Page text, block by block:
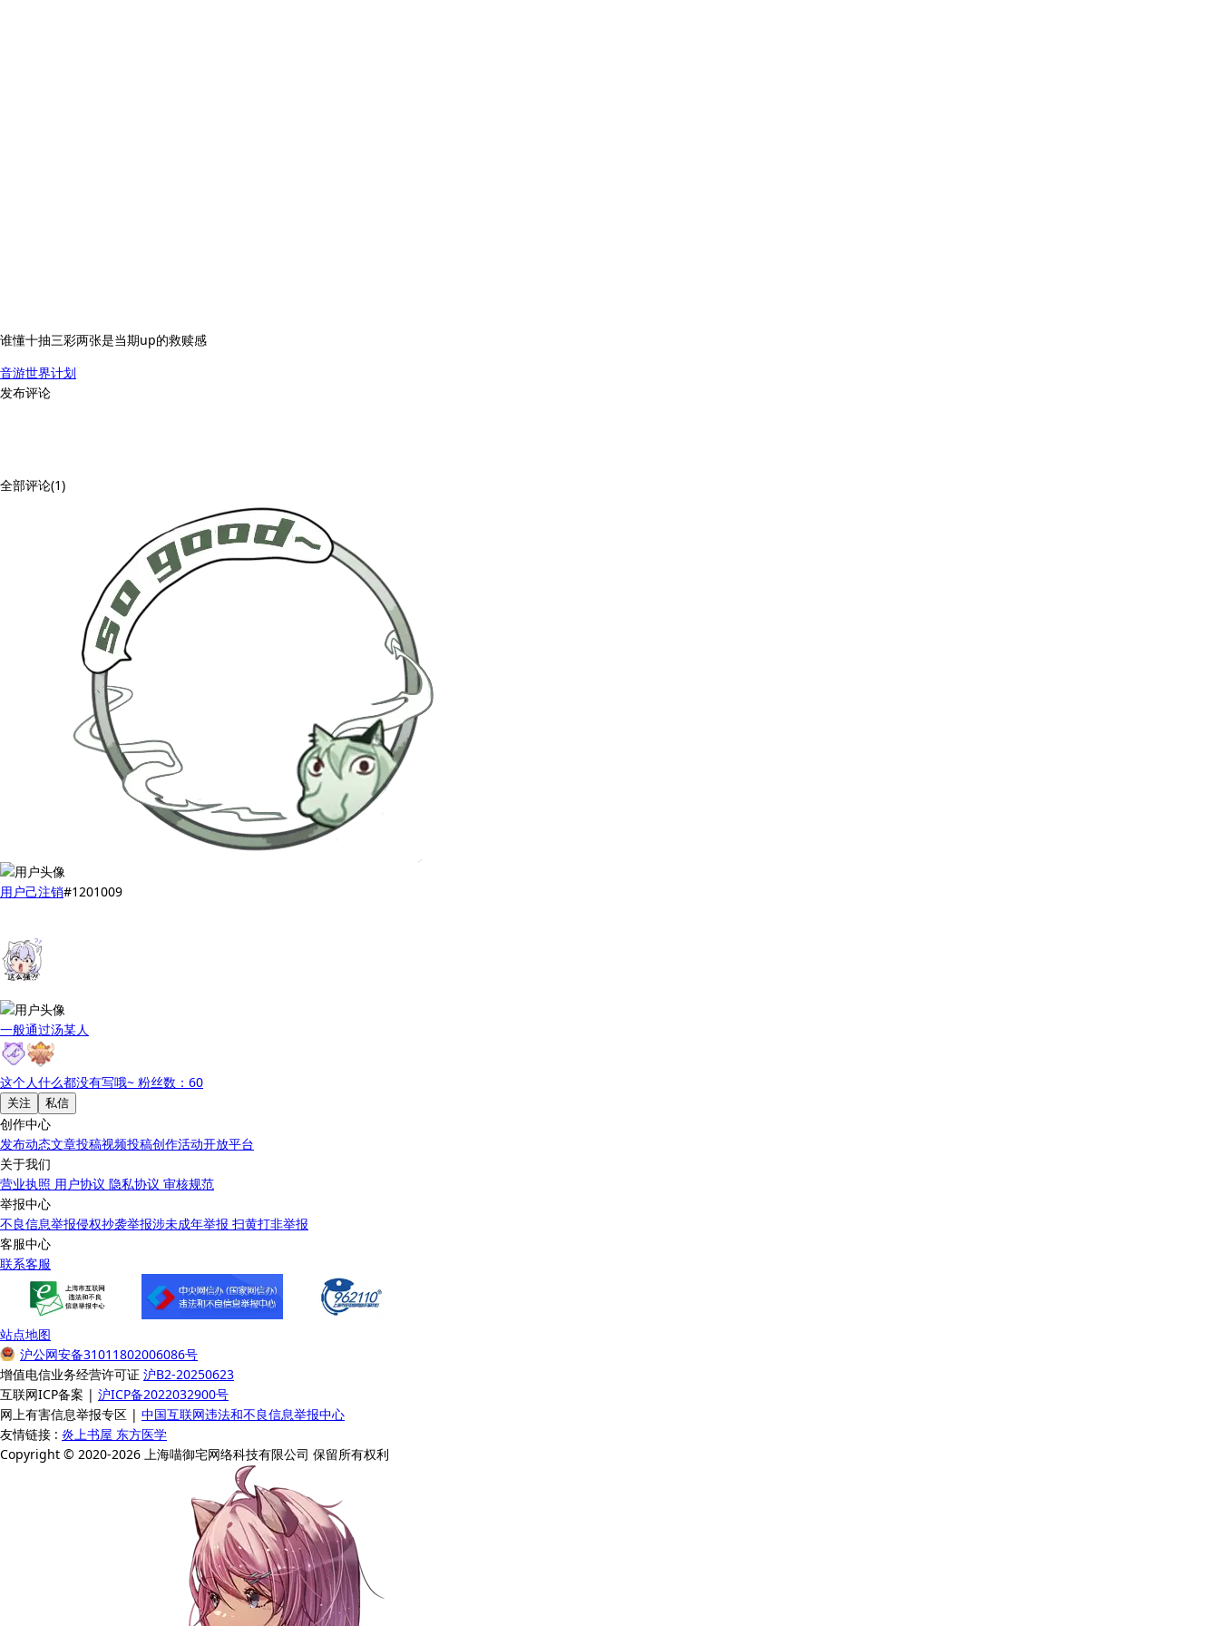
谁懂十抽三彩两张是当期up的救赎感
音游世界计划
发布评论
全部评论(1)
用户己注销#1201009
一般通过汤某人
这个人什么都没有写哦~ 粉丝数：60
关注 私信
创作中心
发布动态文章投稿视频投稿创作活动开放平台
关于我们
营业执照 用户协议 隐私协议 审核规范
举报中心
不良信息举报侵权抄袭举报涉未成年举报 扫黄打非举报
客服中心
联系客服
站点地图
沪公网安备31011802006086号
增值电信业务经营许可证 沪B2-20250623
互联网ICP备案 | 沪ICP备2022032900号
网上有害信息举报专区 | 中国互联网违法和不良信息举报中心
友情链接 : 炎上书屋 东方医学
Copyright © 2020-2026 上海喵御宅网络科技有限公司 保留所有权利